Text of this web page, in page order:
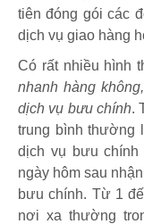
tiên đóng gói các
dịch vụ giao hàng
Có rất nhiều hình
nhanh hàng
dịch vụ bưu chính.
trung bình thường
dịch vụ bưu chính
ngày hôm sau
bưu chính. Từ 1
nơi xa thường